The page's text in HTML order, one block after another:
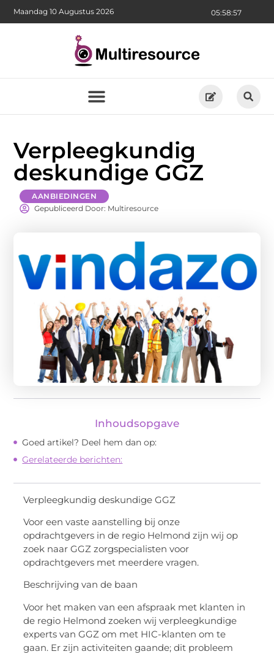
05:58:59
Maandag 10 Augustus 2026
Verpleegkundig
deskundige GGZ
AANBIEDINGEN
Gepubliceerd Door: Multiresource
Inhoudsopgave
Goed artikel? Deel hem dan op:
Gerelateerde berichten:
Verpleegkundig deskundige GGZ
Voor een vaste aanstelling bij onze
opdrachtgevers in de regio Helmond zijn wij op
zoek naar GGZ zorgspecialisten voor
opdrachtgevers met meerdere vragen.
Beschrijving van de baan
Voor het maken van een afspraak met klanten in
de regio Helmond zoeken wij verpleegkundige
experts van GGZ om met HIC-klanten om te
gaan. Er zijn activiteiten gaande; dit probleem